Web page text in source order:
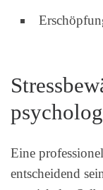
Eine
entscheidend